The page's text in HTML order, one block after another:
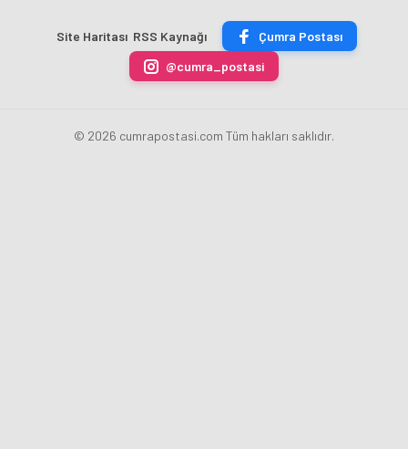
Yükseliyor
Açıkladı
Site Haritası RSS Kaynağı
Çumra Postası
@cumra_postasi
© 2026 cumrapostasi.com Tüm hakları saklıdır.